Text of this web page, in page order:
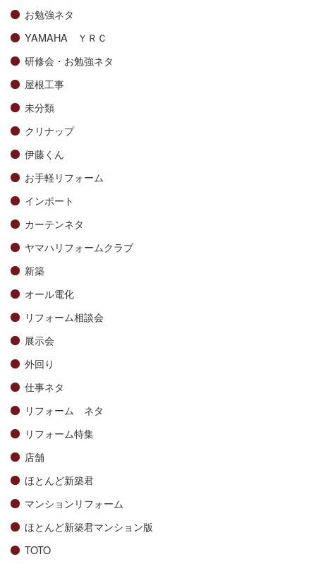
お勉強ネタ
YAMAHA ＹＲＣ
研修会・お勉強ネタ
屋根工事
未分類
クリナップ
伊藤くん
お手軽リフォーム
インポート
カーテンネタ
ヤマハリフォームクラブ
新築
オール電化
リフォーム相談会
展示会
外回り
仕事ネタ
リフォーム ネタ
リフォーム特集
店舗
ほとんど新築君
マンションリフォーム
ほとんど新築君マンション版
TOTO